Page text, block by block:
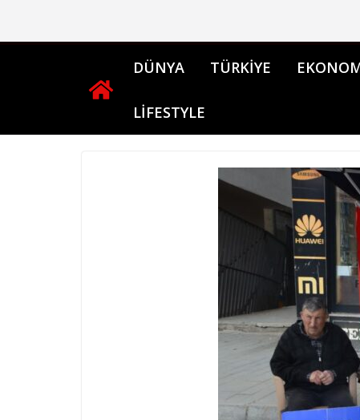
DÜNYA TÜRKİYE
LİFESTYLE